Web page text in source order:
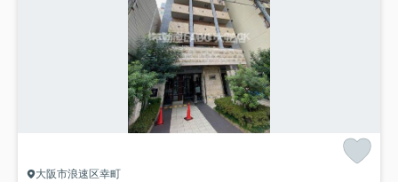
大阪市浪速区幸町